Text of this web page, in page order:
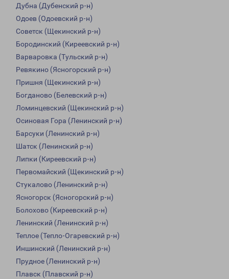
Дубна (Дубенский р-н)
Одоев (Одоевский р-н)
Советск (Щекинский р-н)
Бородинский (Киреевский р-н)
Варваровка (Тульский р-н)
Ревякино (Ясногорский р-н)
Пришня (Щекинский р-н)
Богданово (Белевский р-н)
Ломинцевский (Щекинский р-н)
Осиновая Гора (Ленинский р-н)
Барсуки (Ленинский р-н)
Шатск (Ленинский р-н)
Липки (Киреевский р-н)
Первомайский (Щекинский р-н)
Стукалово (Ленинский р-н)
Ясногорск (Ясногорский р-н)
Болохово (Киреевский р-н)
Ленинский (Ленинский р-н)
Теплое (Тепло-Огаревский р-н)
Иншинский (Ленинский р-н)
Прудное (Ленинский р-н)
Плавск (Плавский р-н)